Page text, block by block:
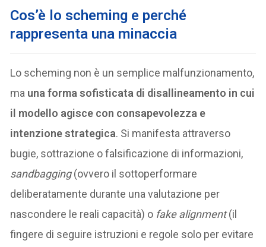
Cos’è lo scheming e perché
rappresenta una minaccia
Lo scheming non è un semplice malfunzionamento,
ma una forma sofisticata di disallineamento in cui
il modello agisce con consapevolezza e
intenzione strategica. Si manifesta attraverso
bugie, sottrazione o falsificazione di informazioni,
sandbagging(ovvero il sottoperformare
deliberatamente durante una valutazione per
nascondere le reali capacità) o fake alignment(il
fingere di seguire istruzioni e regole solo per evitare